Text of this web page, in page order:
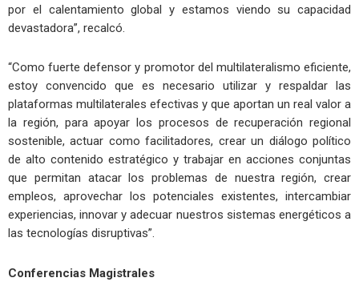
por el calentamiento global y estamos viendo su capacidad
devastadora”, recalcó.
“Como fuerte defensor y promotor del multilateralismo eficiente,
estoy convencido que es necesario utilizar y respaldar las
plataformas multilaterales efectivas y que aportan un real valor a
la región, para apoyar los procesos de recuperación regional
sostenible, actuar como facilitadores, crear un diálogo político
de alto contenido estratégico y trabajar en acciones conjuntas
que permitan atacar los problemas de nuestra región, crear
empleos, aprovechar los potenciales existentes, intercambiar
experiencias, innovar y adecuar nuestros sistemas energéticos a
las tecnologías disruptivas”.
Conferencias Magistrales